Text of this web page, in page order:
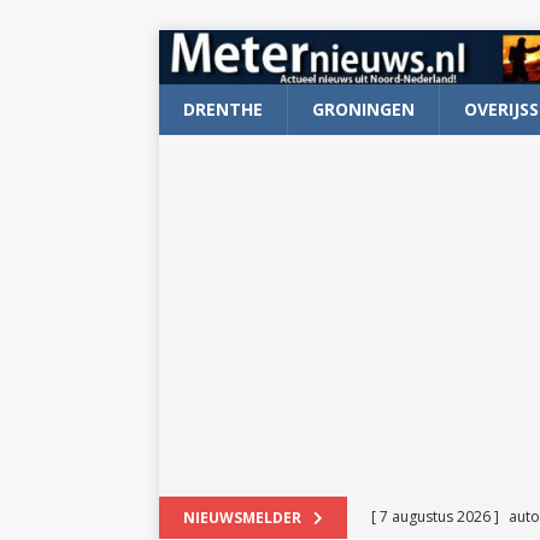
DRENTHE GRONINGEN
NIEUWSMELDER [ 7 augustus 2026 ]